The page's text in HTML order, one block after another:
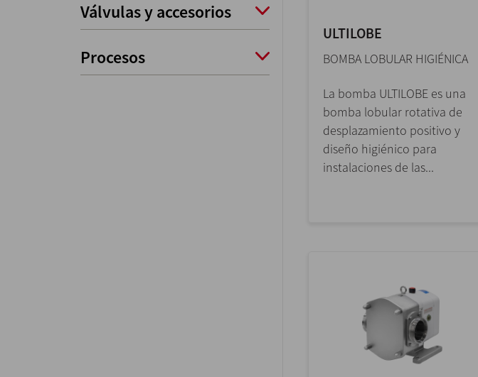
Válvulas y accesorios
Procesos
ULTILOBE
BOMBA LOBULAR HIGIÉNICA
La bomba ULTILOBE es una
bomba lobular rotativa de
desplazamiento positivo y
diseño higiénico para
instalaciones de las...